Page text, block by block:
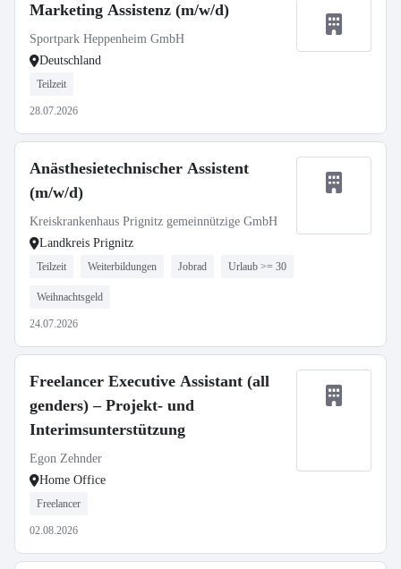
Marketing Assistenz (m/w/d)
Sportpark Heppenheim GmbH
Deutschland
Teilzeit
28.07.2026
Anästhesietechnischer Assistent
(m/w/d)
Kreiskrankenhaus Prignitz gemeinnützige GmbH
Landkreis Prignitz
Teilzeit Weiterbildungen Jobrad Urlaub >= 30
Weihnachtsgeld
24.07.2026
Freelancer Executive Assistant (all
genders) – Projekt- und
Interimsunterstützung
Egon Zehnder
Home Office
Freelancer
02.08.2026